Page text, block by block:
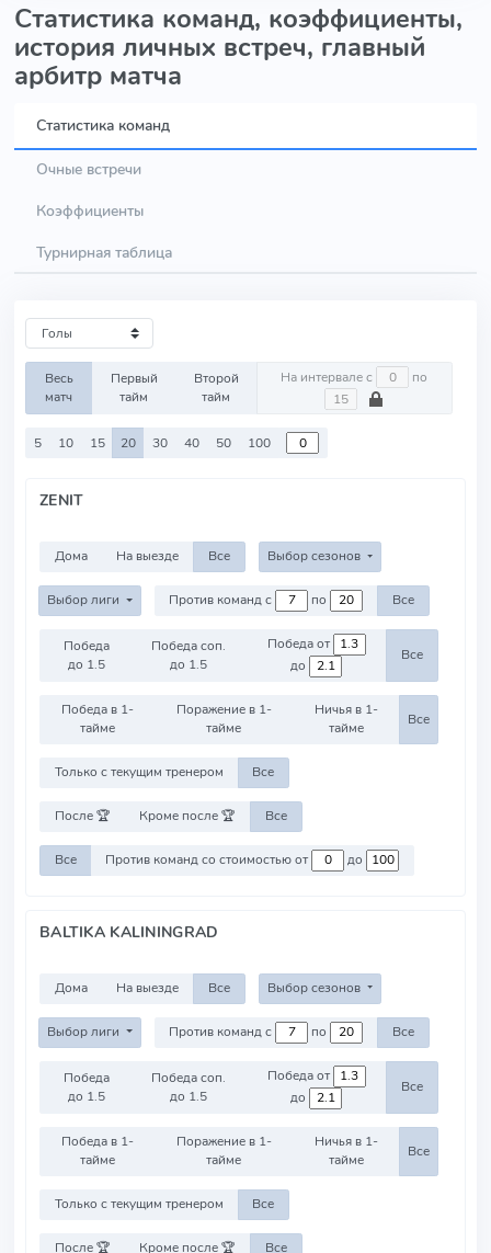
Статистика команд, коэффициенты,
история личных встреч, главный
арбитр матча
Статистика команд
Очные встречи
Коэффициенты
Турнирная таблица
Весь
матч
Первый
тайм
Второй
тайм
На интервале с по
5 10 15 20 30 40 50 100
ZENIT
Дома На выезде Все Выбор сезонов
Выбор лиги Против команд с по Все
Победа
до 1.5
Победа соп.
до 1.5
Победа от
до
Все
Победа в 1-
тайме
Поражение в 1-
тайме
Ничья в 1-
тайме
Все
Только с текущим тренером Все
После 🏆 Кроме после 🏆 Все
Все Против команд со стоимостью от до
BALTIKA KALININGRAD
Дома На выезде Все Выбор сезонов
Выбор лиги Против команд с по Все
Победа
до 1.5
Победа соп.
до 1.5
Победа от
до
Все
Победа в 1-
тайме
Поражение в 1-
тайме
Ничья в 1-
тайме
Все
Только с текущим тренером Все
После 🏆 Кроме после 🏆 Все